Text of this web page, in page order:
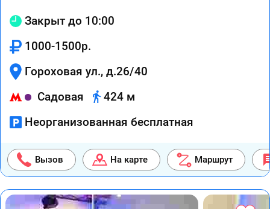
Закрыт до 10:00
1000-1500р.
Гороховая ул., д.26/40
Садовая
424 м
Неорганизованная бесплатная
Вызов На карте Маршрут